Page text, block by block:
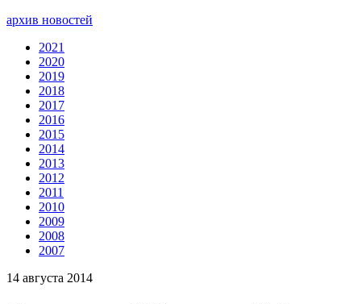
архив новостей
2021
2020
2019
2018
2017
2016
2015
2014
2013
2012
2011
2010
2009
2008
2007
14 августа 2014